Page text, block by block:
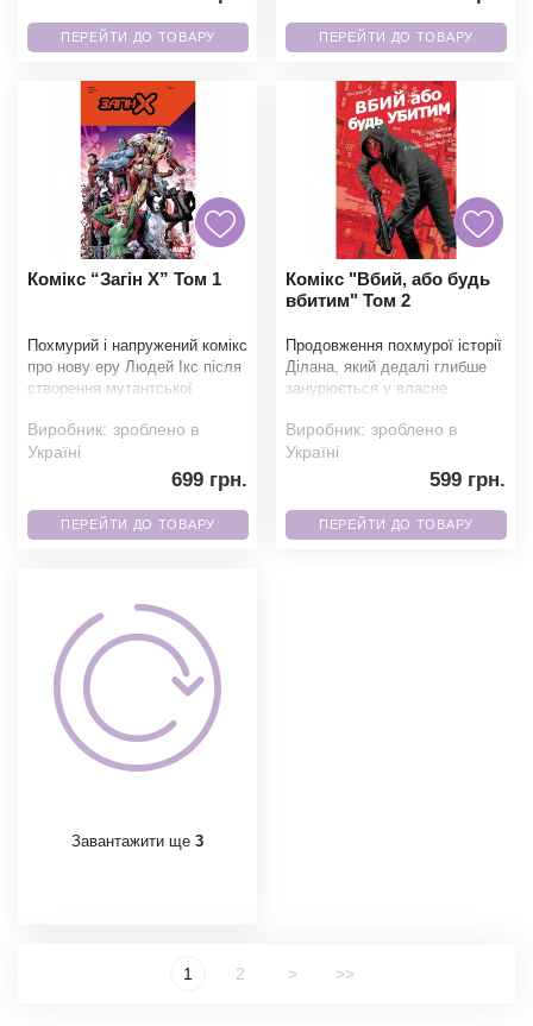
ПЕРЕЙТИ ДО ТОВАРУ ПЕРЕЙТИ ДО ТОВАРУ
Комікс “Загін X” Том 1
Похмурий і напружений комікс
про нову еру Людей Ікс після
створення мутантської
нарешті отримали
Виробник: зроблено в
Україні
699 грн.
ПЕРЕЙТИ ДО ТОВАРУ
Комікс "Вбий, або будь
вбитим" Том 2
Продовження похмурої історії
Ділана, який дедалі глибше
занурюється у власне
Те, що
Виробник: зроблено в
Україні
599 грн.
ПЕРЕЙТИ ДО ТОВАРУ
Завантажити ще 3
1 2 > >>